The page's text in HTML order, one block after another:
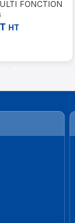
FONCTION
HT